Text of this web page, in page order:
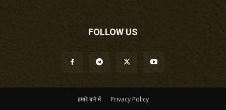
FOLLOW US
हमारे बारे में Privacy Policy